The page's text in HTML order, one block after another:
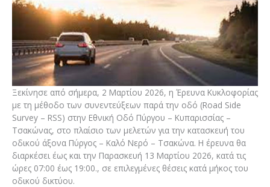
Ξεκίνησε από σήμερα, 2 Μαρτίου 2026, η Έρευνα Κυκλοφορίας
με τη μέθοδο των συνεντεύξεων παρά την οδό (Road Side
Survey – RSS) στην Εθνική Οδό Πύργου – Κυπαρισσίας –
Τσακώνας, στο πλαίσιο των μελετών για την κατασκευή του
οδικού άξονα Πύργος – Καλό Νερό – Τσακώνα. Η έρευνα θα
διαρκέσει έως και την Παρασκευή 13 Μαρτίου 2026, κατά τις
ώρες 07:00 έως 19:00., σε επιλεγμένες θέσεις κατά μήκος του
οδικού δικτύου.